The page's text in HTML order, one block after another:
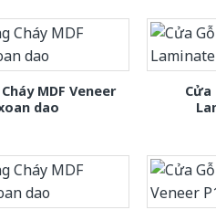
MDF Veneer
dao
Cửa